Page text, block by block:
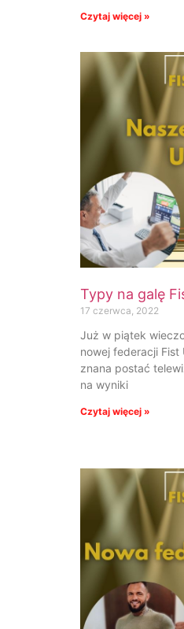
Czytaj więcej »
Typy na galę
17 czerwca, 2022
Już w piątek
nowej federacji Fist
znana postać
na wyniki
Czytaj więcej »